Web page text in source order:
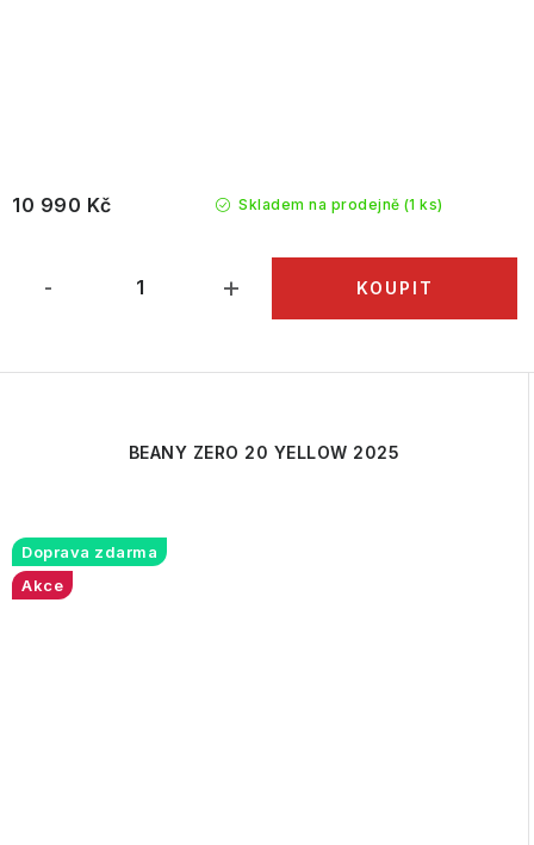
Skladem na prodejně (1 ks)
10 990 Kč
BEANY ZERO 20 YELLOW 2025
Doprava zdarma
Akce